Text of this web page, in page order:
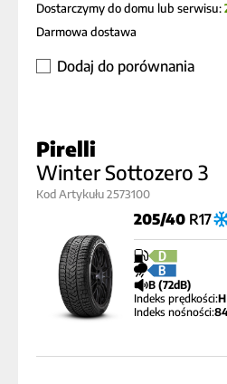
Dostarczymy do domu lub serwisu:
Darmowa dostawa
Dodaj do porównania
Pirelli
Winter Sottozero 3
Kod Artykułu 2573100
205/40R17
D
B
B (72dB)
Indeks prędkości:H
Indeks nośności: